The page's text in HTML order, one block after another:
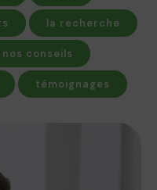
la recherche
nos conseils
témoignages